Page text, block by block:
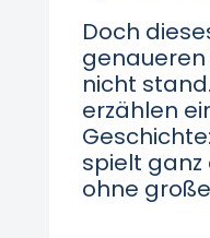
Doch
nicht
erzählen
spielt
ohne